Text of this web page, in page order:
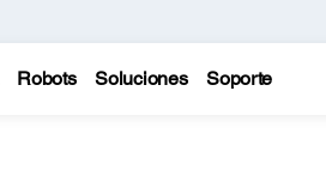
Robots Soluciones Soporte